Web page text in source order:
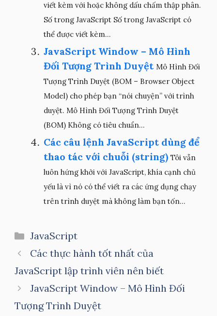
viết kèm với hoặc không dấu chấm thập phân.
Số trong JavaScript Số trong JavaScript có
thể được viết kèm...
JavaScript Window – Mô Hình
Đối Tượng Trình Duyệt Mô Hình Đối
Tượng Trình Duyệt (BOM – Browser Object
Model) cho phép bạn “nói chuyện” với trình
duyệt. Mô Hình Đối Tượng Trình Duyệt
(BOM) Không có tiêu chuẩn...
Các câu lệnh JavaScript dùng để
thao tác với chuỗi (string) Tôi vẫn
luôn hứng khởi với JavaScript, khía cạnh chủ
yếu là vì nó có thể viết ra các ứng dụng chạy
trên trình duyệt mà không làm bạn tốn...
Danh
mục
JavaScript
Các thực hành tốt nhất của
JavaScript lập trình viên nên biết
JavaScript Window – Mô Hình Đối
Tượng Trình Duyệt